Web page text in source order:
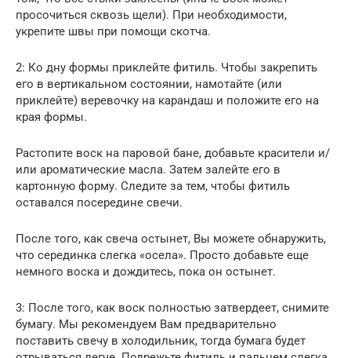
просочиться сквозь щели). При необходимости,
укрепите швы при помощи скотча.
2: Ко дну формы приклейте фитиль. Чтобы закрепить
его в вертикальном состоянии, намотайте (или
приклейте) веревочку на карандаш и положите его на
края формы.
Растопите воск на паровой бане, добавьте красители и/
или ароматические масла. Затем залейте его в
картонную форму. Следите за тем, чтобы фитиль
оставался посередине свечи.
После того, как свеча остынет, Вы можете обнаружить,
что серединка слегка «осела». Просто добавьте еще
немного воска и дождитесь, пока он остынет.
3: После того, как воск полностью затвердеет, снимите
бумагу. Мы рекомендуем Вам предварительно
поставить свечу в холодильник, тогда бумага будет